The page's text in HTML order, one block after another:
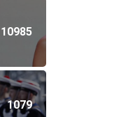
10985
1079